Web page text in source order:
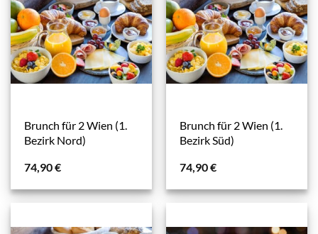
Brunch für 2 Wien (1.
Bezirk Nord)
74,90€
Brunch für 2 Wien (1.
Bezirk Süd)
74,90€